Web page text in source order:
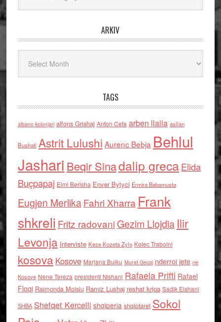
ARKIV
TAGS
albano kolonjari alfons Grishaj Anton Cefa arben llalla asllan
Bushati Astrit Lulushi Aurenc Bebja Behlul
Jashari Beqir Sinadalip grecaElida
Buçpapaj Elmi Berisha Enver Bytyci Ermira Babamusta
Eugjen MerlikaFahri Xharra Frank
shkreli Fritz radovaniGezim Llojdia Ilir
Levonja Interviste Keze Kozeta Zylo Kolec Traboini
kosova Kosove Marjana Bulku Murat Gecaj nderroi jete ne
Kosove Nene Tereza presidenti Nishani Rafaela Prifti Rafael
Floqi Raimonda Moisiu Ramiz Lushaj reshat kripa Sadik Elshani
SHBA Shefqet Kercelli shqiperia shqiptaret Sokol